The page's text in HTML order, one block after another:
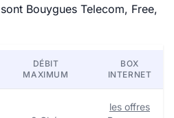
Bouygues Telecom, Free,
DÉBIT
MAXIMUM
BOX
INTERNET
les offres